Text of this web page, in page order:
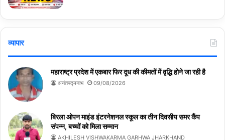
व्यापार
महाराष्ट्र प्रदेश में एकबार फिर दूध की कीमतों में वृद्धि होने जा रही है
अनंतपद्मनाभ 09/08/2026
बिरला ओपन माइंड इंटरनेशनल स्कूल का तीन दिवसीय समर कैंप
संपन्न, बच्चों को मिला सम्मान
AKHILESH VISHWAKARMA GARHWA JHARKHAND